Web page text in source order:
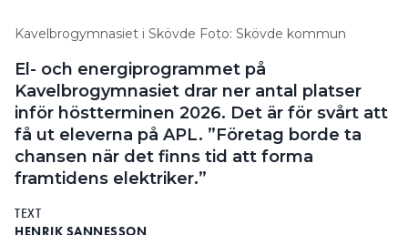
Kavelbrogymnasiet i Skövde Foto: Skövde kommun
El- och energiprogrammet på
Kavelbrogymnasiet drar ner antal platser
inför höstterminen 2026. Det är för svårt att
få ut eleverna på APL. ”Företag borde ta
chansen när det finns tid att forma
framtidens elektriker.”
TEXT
HENRIK SANNESSON